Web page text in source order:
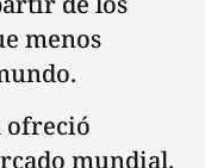
menos
ofreció
mundial.